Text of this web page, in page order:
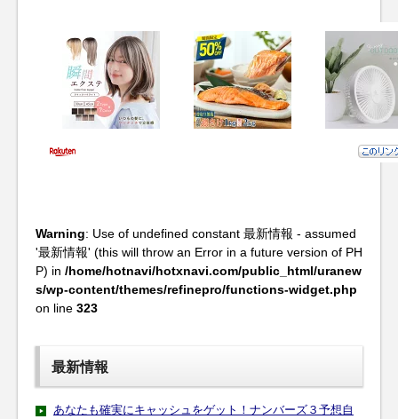
Warning: Use of undefined constant 最新情報 - assumed
'最新情報' (this will throw an Error in a future version of PH
P) in /home/hotnavi/hotxnavi.com/public_html/uranew
s/wp-content/themes/refinepro/functions-widget.php
on line 323
最新情報
あなたも確実にキャッシュをゲット！ナンバーズ３予想自